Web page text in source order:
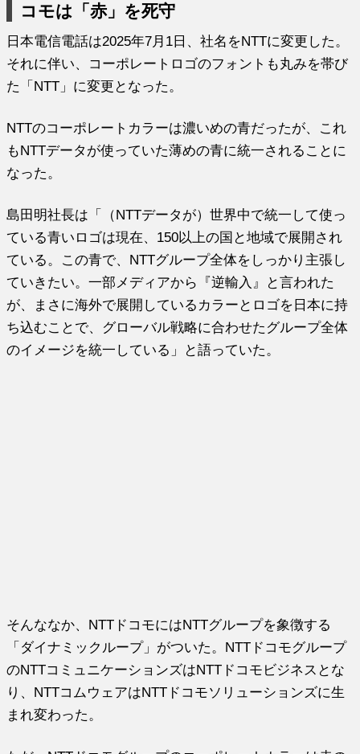
コモは「赤」を死守
日本電信電話は2025年7月1日、社名をNTTに変更した。
それに伴い、コーポレートロゴのフォントも丸みを帯び
た「NTT」に変更となった。
NTTのコーポレートカラーは濃いめの青だったが、これ
もNTTデータが使っていた薄めの青に統一されることに
なった。
島田明社長は「（NTTデータが）世界中で統一して使っ
ている青いロゴは現在、150以上の国と地域で展開され
ている。この青で、NTTグループ全体をしっかり主張し
ていきたい。一部メディアから『逆輸入』と言われた
が、まさに海外で展開しているカラーとロゴを日本に持
ち込むことで、グローバル戦略に合わせたグループ全体
のイメージを統一している」と語っていた。
そんななか、NTTドコモにはNTTグループを象徴する
「ダイナミックループ」がついた。NTTドコモグループ
のNTTコミュニケーションズはNTTドコモビジネスとな
り、NTTコムウェアはNTTドコモソリューションズに生
まれ変わった。